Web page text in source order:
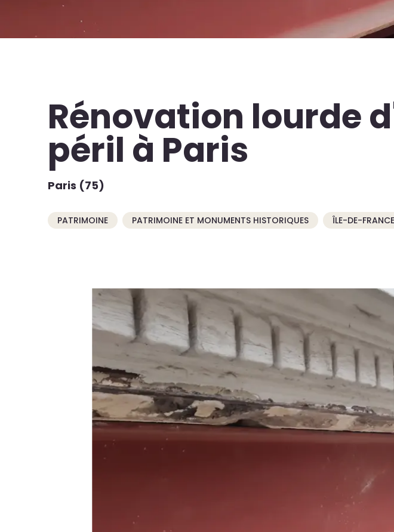
Rénovation lourde
péril à Paris
Paris (75)
PATRIMOINE PATRIMOINE ET MONUMENTS HISTORIQUES ÎLE-DE-FRANCE